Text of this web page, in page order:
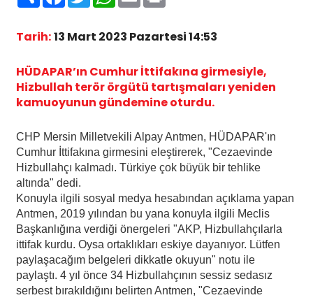
Tarih:13 Mart 2023 Pazartesi 14:53
HÜDAPAR’ın Cumhur İttifakına girmesiyle,
Hizbullah terör örgütü tartışmaları yeniden
kamuoyunun gündemine oturdu.
CHP Mersin Milletvekili Alpay Antmen, HÜDAPAR'ın
Cumhur İttifakına girmesini eleştirerek, "Cezaevinde
Hizbullahçı kalmadı. Türkiye çok büyük bir tehlike
altında" dedi.
Konuyla ilgili sosyal medya hesabından açıklama yapan
Antmen, 2019 yılından bu yana konuyla ilgili Meclis
Başkanlığına verdiği önergeleri "AKP, Hizbullahçılarla
ittifak kurdu. Oysa ortaklıkları eskiye dayanıyor. Lütfen
paylaşacağım belgeleri dikkatle okuyun" notu ile
paylaştı. 4 yıl önce 34 Hizbullahçının sessiz sedasız
serbest bırakıldığını belirten Antmen, "Cezaevinde